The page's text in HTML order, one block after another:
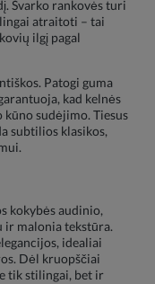
Švarko rankovės turi
atraitoti – tai
ilgį pagal
Patogi guma
kad kelnės
sudėjimo. Tiesus
subtilios klasikos,
kokybės audinio,
ir malonia tekstūra.
idealiai
Dėl kruopščiai
tik stilingai, bet ir